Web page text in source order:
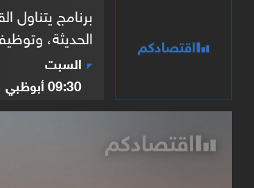
برنامج يتناول
الحديثة، وتوظيفها
السبت
09:30أبوظبي